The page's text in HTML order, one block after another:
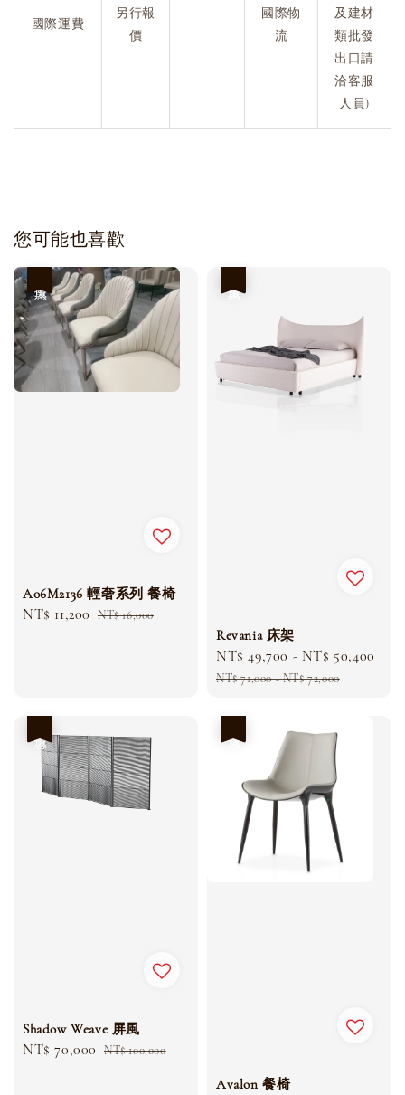
國際運費
另行報
價
國際物
流
及建材
類批發
出口請
洽客服
人員)
您可能也喜歡
A06M2136 輕奢系列 餐椅
Sale
NT$ 11,200 Regular
NT$ 16,000
Revania 床架
Sale
price
NT$ 49,700 - NT$ 50,400
NT$ 71,000-NT$ 72,000
Shadow Weave 屏風
Sale
NT$ 70,000 Regular
NT$ 100,000
Avalon 餐椅